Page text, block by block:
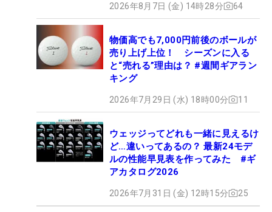
2026年8月7日 (金) 14時28分 64
物価高でも7,000円前後のボールが
売り上げ上位！ シーズンに入る
と“売れる”理由は？ #週間ギアラン
キング
2026年7月29日 (水) 18時00分 11
ウェッジってどれも一緒に見えるけ
ど…違いってあるの？ 最新24モデ
ルの性能早見表を作ってみた #ギ
アカタログ2026
2026年7月31日 (金) 12時15分 25